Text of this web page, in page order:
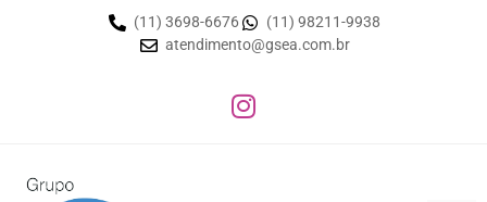
(11) 3698-6676
(11) 98211-9938
atendimento@gsea.com.br